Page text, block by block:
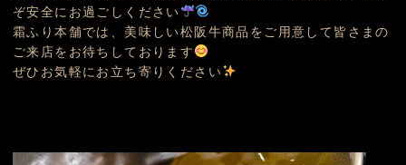
ぞ安全にお過ごしください
霜ふり本舗では、美味しい松阪牛商品をご用意して皆さまの
ご来店をお待ちしております
ぜひお気軽にお立ち寄りください
レ